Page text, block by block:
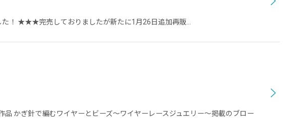
！ ★★★完売しておりましたが新たに1月26日追加再販…
かぎ針で編むワイヤーとビーズ〜ワイヤーレースジュエリー〜掲載のブロー